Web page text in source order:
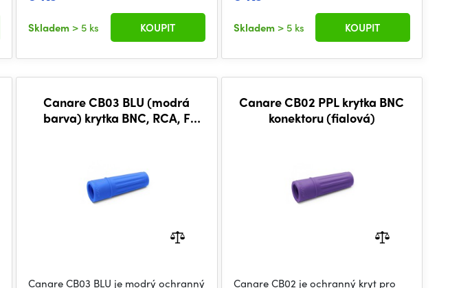
Skladem > 5 ks KOUPIT Skladem > 5 ks KOUPIT
Canare CB03 BLU (modrá
barva) krytka BNC, RCA, F
Canare CB03 BLU je modrý ochranný
Canare CB02 PPL krytka BNC
konektoru (fialová)
Canare CB02 je ochranný kryt pro